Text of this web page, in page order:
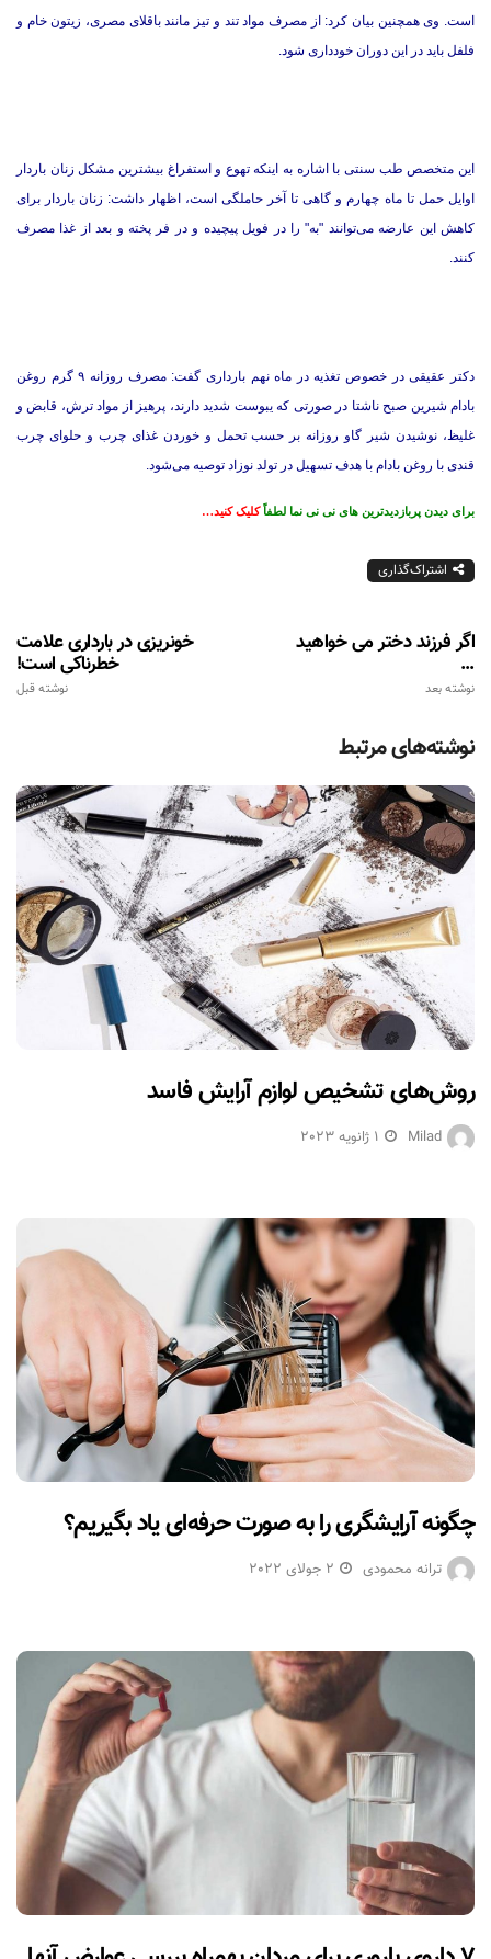
است. وی همچنین بیان کرد: از مصرف مواد تند و تیز مانند باقلای مصری، زیتون خام و
فلفل باید در این دوران خودداری شود.
این متخصص طب سنتی با اشاره به اینکه تهوع و استفراغ بیشترین مشکل زنان باردار
اوایل حمل تا ماه چهارم و گاهی تا آخر حاملگی است، اظهار داشت: زنان باردار برای
کاهش این عارضه می‌توانند "به" را در فویل پیچیده و در فر پخته و بعد از غذا مصرف
کنند.
دکتر عقیقی در خصوص تغذیه در ماه نهم بارداری گفت: مصرف روزانه ۹ گرم روغن
بادام شیرین صبح ناشتا در صورتی که یبوست شدید دارند، پرهیز از مواد ترش، قابض و
غلیظ، نوشیدن شیر گاو روزانه بر حسب تحمل و خوردن غذای چرب و حلوای چرب
قندی با روغن بادام با هدف تسهیل در تولد نوزاد توصیه می‌شود.
برای دیدن پربازدیدترین های نی نی نما لطفاًکلیک کنید…
اشتراک‌گذاری
خونریزی در بارداری علامت
خطرناکی است!
نوشته قبل
اگر فرزند دختر می خواهید
...
نوشته بعد
نوشته‌های مرتبط
روش‌های تشخیص لوازم آرایش فاسد
Milad 1 ژانویه 2023
چگونه آرایشگری را به صورت حرفه‌ای یاد بگیریم؟
ترانه محمودی 2 جولای 2022